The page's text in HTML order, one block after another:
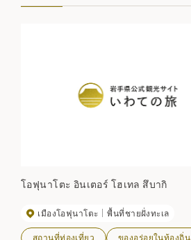
โอฟุนาโตะ อินเตอร์ โฮเทล สึบากิ
เมืองโอฟุนาโตะ พื้นที่ชายฝั่งทะเล
สถานที่ท่องเที่ยว
ของอร่อยในท้องถิ่น